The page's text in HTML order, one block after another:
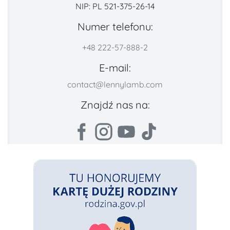
NIP: PL 521-375-26-14
Numer telefonu:
+48 222-57-888-2
E-mail:
contact@lennylamb.com
Znajdź nas na: